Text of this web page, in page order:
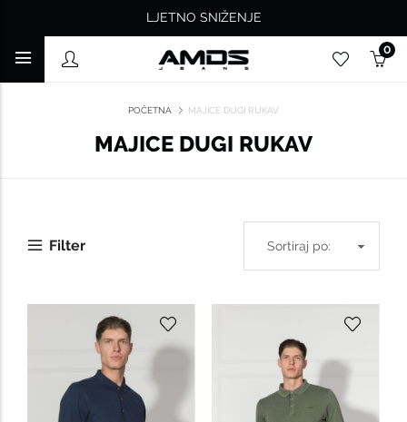
LJETNO SNIŽENJE
0
POČETNA MAJICE DUGI RUKAV
MAJICE DUGI RUKAV
Filter